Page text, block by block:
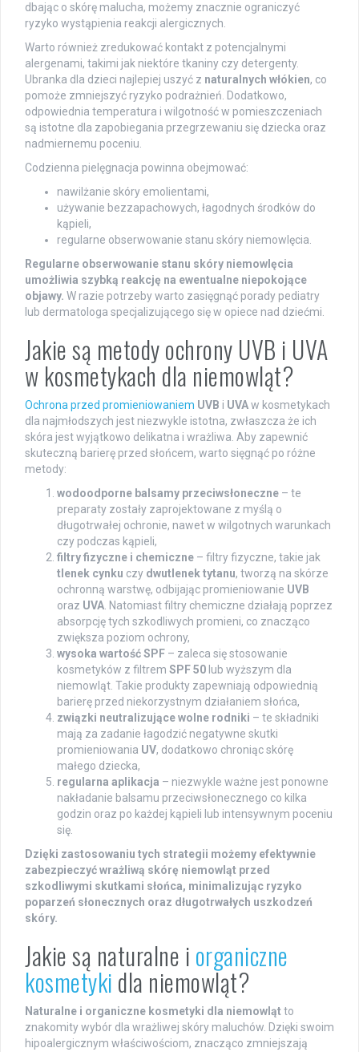
dbając o skórę malucha, możemy znacznie ograniczyć
ryzyko wystąpienia reakcji alergicznych.
Warto również zredukować kontakt z potencjalnymi
alergenami, takimi jak niektóre tkaniny czy detergenty.
Ubranka dla dzieci najlepiej uszyć z naturalnych włókien, co
pomoże zmniejszyć ryzyko podrażnień. Dodatkowo,
odpowiednia temperatura i wilgotność w pomieszczeniach
są istotne dla zapobiegania przegrzewaniu się dziecka oraz
nadmiernemu poceniu.
Codzienna pielęgnacja powinna obejmować:
nawilżanie skóry emolientami,
używanie bezzapachowych, łagodnych środków do
kąpieli,
regularne obserwowanie stanu skóry niemowlęcia.
Regularne obserwowanie stanu skóry niemowlęcia
umożliwia szybką reakcję na ewentualne niepokojące
objawy. W razie potrzeby warto zasięgnąć porady pediatry
lub dermatologa specjalizującego się w opiece nad dziećmi.
Jakie są metody ochrony UVB i UVA
w kosmetykach dla niemowląt?
Ochrona przed promieniowaniem UVB i UVAw kosmetykach
dla najmłodszych jest niezwykle istotna, zwłaszcza że ich
skóra jest wyjątkowo delikatna i wrażliwa. Aby zapewnić
skuteczną barierę przed słońcem, warto sięgnąć po różne
metody:
wodoodporne balsamy przeciwsłoneczne – te
preparaty zostały zaprojektowane z myślą o
długotrwałej ochronie, nawet w wilgotnych warunkach
czy podczas kąpieli,
filtry fizyczne i chemiczne – filtry fizyczne, takie jak
tlenek cynku czy dwutlenek tytanu, tworzą na skórze
ochronną warstwę, odbijając promieniowanie UVB
oraz UVA. Natomiast filtry chemiczne działają poprzez
absorpcję tych szkodliwych promieni, co znacząco
zwiększa poziom ochrony,
wysoka wartość SPF – zaleca się stosowanie
kosmetyków z filtrem SPF 50 lub wyższym dla
niemowląt. Takie produkty zapewniają odpowiednią
barierę przed niekorzystnym działaniem słońca,
związki neutralizujące wolne rodniki – te składniki
mają za zadanie łagodzić negatywne skutki
promieniowania UV, dodatkowo chroniąc skórę
małego dziecka,
regularna aplikacja – niezwykle ważne jest ponowne
nakładanie balsamu przeciwsłonecznego co kilka
godzin oraz po każdej kąpieli lub intensywnym poceniu
się.
Dzięki zastosowaniu tych strategii możemy efektywnie
zabezpieczyć wrażliwą skórę niemowląt przed
szkodliwymi skutkami słońca, minimalizując ryzyko
poparzeń słonecznych oraz długotrwałych uszkodzeń
skóry.
Jakie są naturalne i organiczne
kosmetyki dla niemowląt?
Naturalne i organiczne kosmetyki dla niemowlątto
znakomity wybór dla wrażliwej skóry maluchów. Dzięki swoim
hipoalergicznym właściwościom, znacząco zmniejszają